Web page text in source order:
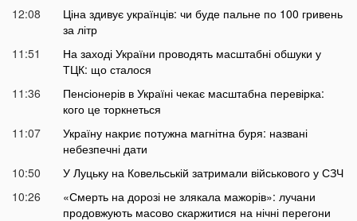
12:08
Ціна здивує українців: чи буде пальне по 100 гривень
за літр
11:51
На заході України проводять масштабні обшуки у
ТЦК: що сталося
11:36
Пенсіонерів в Україні чекає масштабна перевірка:
кого це торкнеться
11:07
Україну накриє потужна магнітна буря: названі
небезпечні дати
10:50
У Луцьку на Ковельській затримали військового у СЗЧ
10:26
«Смерть на дорозі не злякала мажорів»: лучани
продовжують масово скаржитися на нічні перегони